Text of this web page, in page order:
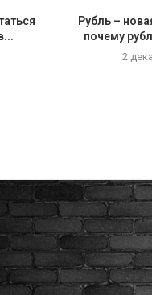
Рубль –
почему
2